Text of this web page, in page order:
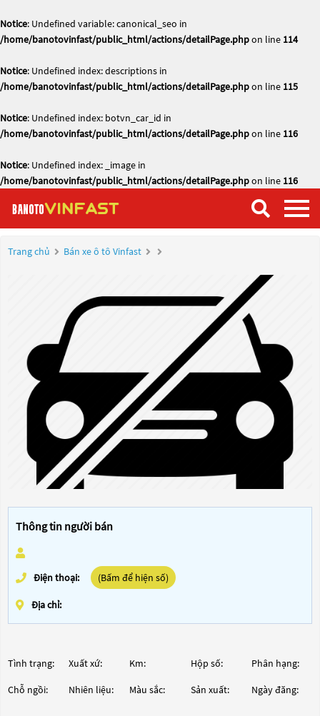
Notice: Undefined variable: canonical_seo in
/home/banotovinfast/public_html/actions/detailPage.phpon line 114
Notice: Undefined index: descriptions in
/home/banotovinfast/public_html/actions/detailPage.phpon line 115
Notice: Undefined index: botvn_car_id in
/home/banotovinfast/public_html/actions/detailPage.phpon line 116
Notice: Undefined index: _image in
/home/banotovinfast/public_html/actions/detailPage.phpon line 116
Trang chủ Bán xe ô tô Vinfast
Thông tin người bán
Điện thoại: (Bấm để hiện số)
Địa chỉ:
Tình trạng: Xuất xứ: Km: Hộp số: Phân hạng:
Chỗ ngồi: Nhiên liệu: Màu sắc: Sản xuất: Ngày đăng: